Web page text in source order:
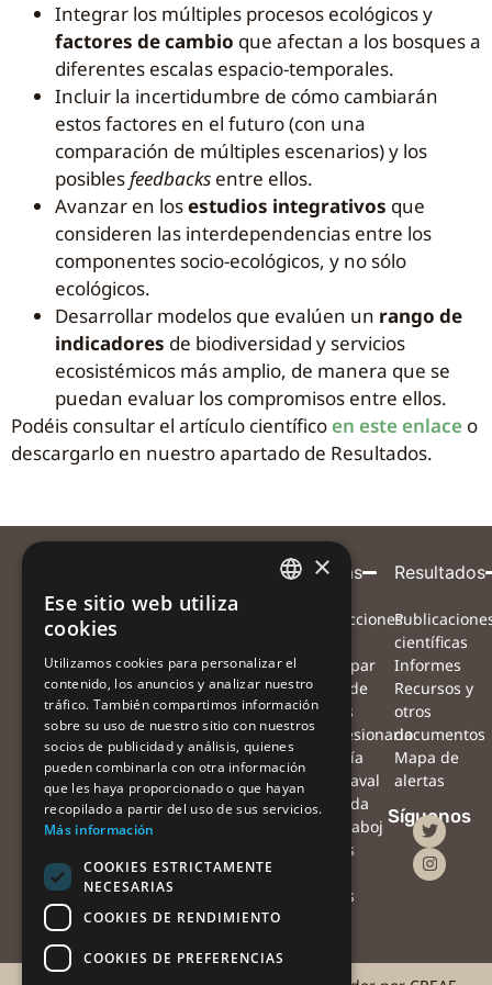
Integrar los múltiples procesos ecológicos y
factores de cambio que afectan a los bosques a
diferentes escalas espacio-temporales.
Incluir la incertidumbre de cómo cambiarán
estos factores en el futuro (con una
comparación de múltiples escenarios) y los
posiblesfeedbacks entre ellos.
Avanzar en losestudios integrativos que
consideren las interdependencias entre los
componentes socio-ecológicos, y no sólo
ecológicos.
Desarrollar modelos que evalúen un rango de
indicadores de biodiversidad y servicios
ecosistémicos más amplio, de manera que se
puedan evaluar los compromisos entre ellos.
Podéis consultar el artículo científico en este enlace o
descargarlo en nuestro apartado de Resultados.
coordinadora
el
apoyo
de
la
colaboración
conseguir?
¿Cómo
nos
puedes
ayudar?
¿Qué haremos
con las
observaciones?
hacer tú con
tus
observaciones?
Proyecto
Red de
colaboradores
Preguntas
frecuentes
Noticias
Agenda
Contacto
prensa
Alertas
Instrucciones
participar
Mapa de
alertas
#Procesionaria
#Sequía
#Vendaval
#Nevada
#Orugaboj
Alertas
drones
Resultados
científicas
Informes
Recursos y
otros
documentos
Mapa de
alertas
Síguenos
SPANISH
×
Ese sitio web utiliza
cookies
Utilizamos cookies para personalizar el
contenido, los anuncios y analizar nuestro
tráfico. También compartimos información
sobre su uso de nuestro sitio con nuestros
socios de publicidad y análisis, quienes
pueden combinarla con otra información
que les haya proporcionado o que hayan
recopilado a partir del uso de sus servicios.
Más información
COOKIES ESTRICTAMENTE
NECESARIAS
COOKIES DE RENDIMIENTO
COOKIES DE PREFERENCIAS